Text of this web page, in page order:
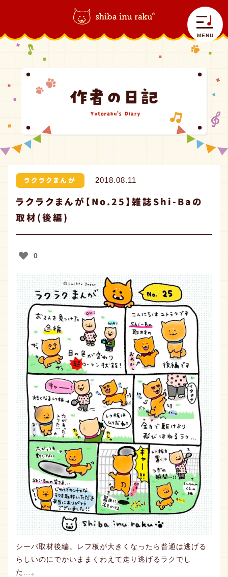
ラクラク日記
取扱店
MENU
柴犬ラク｜shiba inu raku >ラクラクまんが>ラクラクまんが【No.25】雑誌Shi-
ラクラクまんが 2018.08.11
ラクラクまんが【No.25】雑誌Shi-Baの
取材(後編)
0
シーバ取材後編。レフ板が大きくなったら普通は逃げる
らしいのにでかいままくわえて走り逃げるラクでし
た…。